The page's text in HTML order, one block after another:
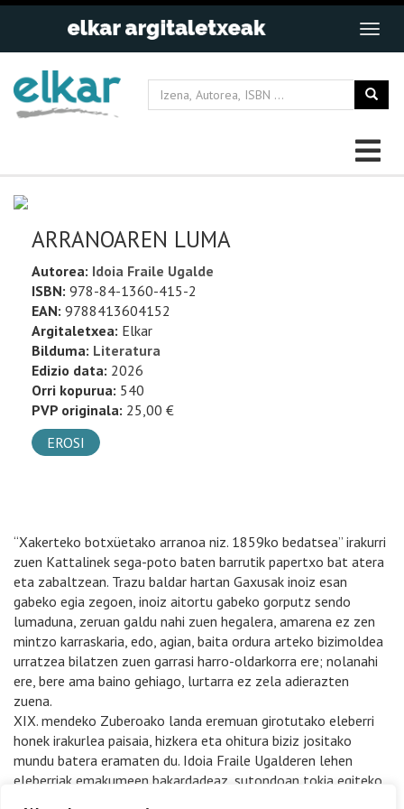
ARRANOAREN LUMA
Autorea: Idoia Fraile Ugalde
ISBN: 978-84-1360-415-2
EAN: 9788413604152
Argitaletxea: Elkar
Bilduma: Literatura
Edizio data: 2026
Orri kopurua: 540
PVP originala: 25,00 €
EROSI
“Xakerteko botxüetako arranoa niz. 1859ko bedatsea” irakurri
zuen Kattalinek sega-poto baten barrutik papertxo bat atera
eta zabaltzean. Trazu baldar hartan Gaxusak inoiz esan
gabeko egia zegoen, inoiz aitortu gabeko gorputz sendo
lumaduna, zeruan galdu nahi zuen hegalera, amarena ez zen
mintzo karraskaria, edo, agian, baita ordura arteko bizimoldea
urratzea bilatzen zuen garrasi harro-oldarkorra ere; nolanahi
ere, bere ama baino gehiago, lurtarra ez zela adierazten
zuena.
XIX. mendeko Zuberoako landa eremuan girotutako eleberri
honek irakurlea paisaia, hizkera eta ohitura biziz jositako
mundu batera eramaten du. Idoia Fraile Ugalderen lehen
eleberriak emakumeen bakardadeaz, sutondoan tokia egiteko